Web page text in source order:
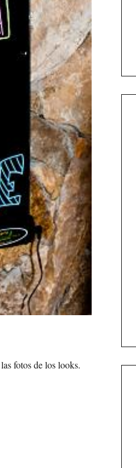
fotos de los looks.